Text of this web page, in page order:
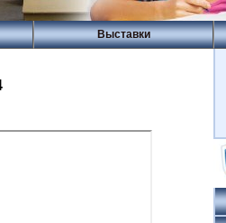
Выставки